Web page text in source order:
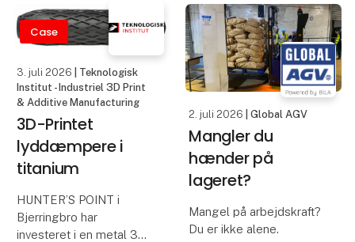
acquisition for advanced
real-time control.
Complex Data
Requirements
Through close co
opgaver fra ensformige
ture til opgaver, der
kræver omtanke og
kvalitet. AGV’en
transporterer
Case
3. juli 2026
| Teknologisk
Institut - Industriel 3D Print
& Additive Manufacturing
3D-Printet
lyddæmpere i
titanium
HUNTER’S POINT i
Bjerringbro har
investeret i en metal 3D-
2. juli 2026 | Global AGV
Mangler du
hænder på
lageret?
Mangel på arbejdskraft?
Du er ikke alene.